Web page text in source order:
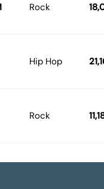
Rock
Hip Hop
Rock